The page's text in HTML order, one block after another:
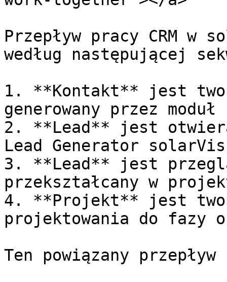
Przepływ pracy CRM w
według następującej
1. **Kontakt** jest
generowany przez
2. **Lead** jest
Lead Generator
3. **Lead** jest
przekształcany w
4. **Projekt** jest
projektowania do fazy
Ten powiązany